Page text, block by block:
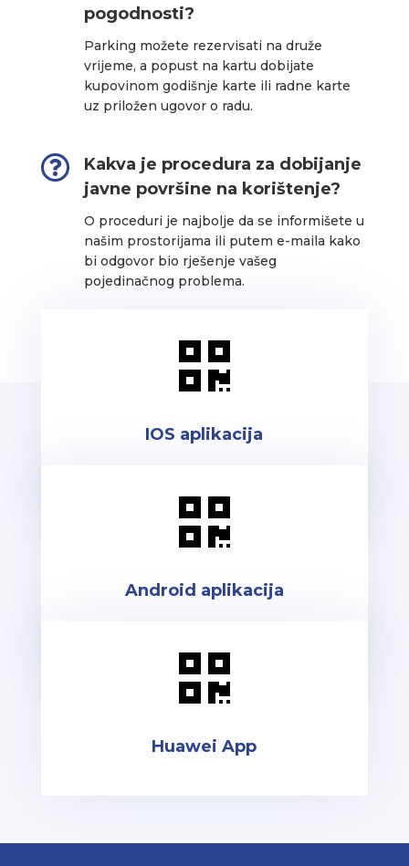
pogodnosti?
Parking možete rezervisati na druže
vrijeme, a popust na kartu dobijate
kupovinom godišnje karte ili radne karte
uz priložen ugovor o radu.

Kakva je procedura za dobijanje
javne površine na korištenje?
O proceduri je najbolje da se informišete u
našim prostorijama ili putem e-maila kako
bi odgovor bio rješenje vašeg
pojedinačnog problema.

IOS aplikacija

Android aplikacija

Huawei App